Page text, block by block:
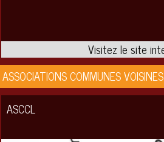
ASSOCIATIONS COMMUNES VOISINES
ASCCL